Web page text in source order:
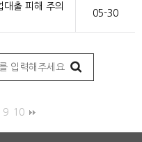
대출 피해 주의
05-30
9 10